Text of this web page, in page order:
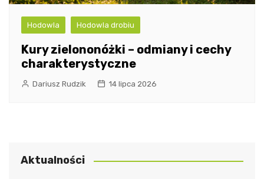
Hodowla Hodowla drobiu
Kury zielononóżki – odmiany i cechy
charakterystyczne
Dariusz Rudzik 14 lipca 2026
Aktualności